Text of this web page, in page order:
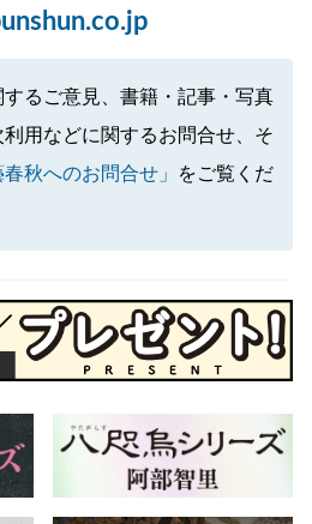
るご意見、書籍・記事・写真
用などに関するお問合せ、そ
春秋へのお問合せ」
をご覧くだ